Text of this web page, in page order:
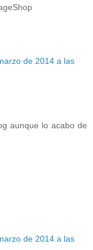
de 2014 a las
aunque lo acabo de
de 2014 a las